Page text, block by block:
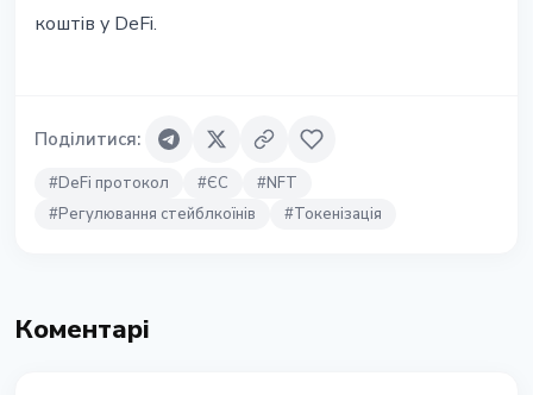
коштів у DeFi.
Поділитися:
#DeFi протокол #ЄС #NFT
#Регулювання стейблкоїнів #Токенізація
Коментарі